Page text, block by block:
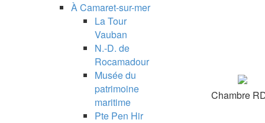
À Camaret-sur-mer
La Tour
Vauban
N.-D. de
Rocamadour
Musée du
patrimoine
maritime
Pte Pen Hir
Chambre